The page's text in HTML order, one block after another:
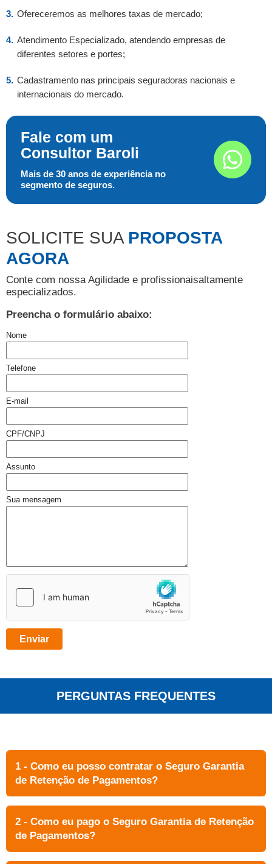
Ofereceremos as melhores taxas de mercado;
Atendimento Especializado, atendendo empresas de
diferentes setores e portes;
Cadastramento nas principais seguradoras nacionais e
internacionais do mercado.
Fale com um
Consultor Baroli
Mais de 30 anos de experiência no
segmento de seguros.
SOLICITE SUA PROPOSTA
AGORA
Conte com nossa Agilidade e profissionaisaltamente
especializados.
Preencha o formulário abaixo:
Nome
Telefone
E-mail
CPF/CNPJ
Assunto
Sua mensagem
PERGUNTAS FREQUENTES
1 - Como eu posso contratar o Seguro Garantia
de Retenção de Pagamentos?
2 - Como eu pago o Seguro Garantia de Retenção
de Pagamentos?